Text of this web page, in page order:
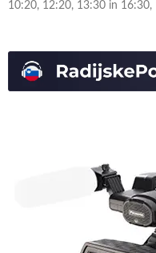
10:20, 12:20, 13:30 in 16:30,